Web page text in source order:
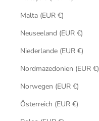
Malta (EUR €)
Neuseeland (EUR €)
Niederlande (EUR €)
Nordmazedonien (EUR €)
Norwegen (EUR €)
Österreich (EUR €)